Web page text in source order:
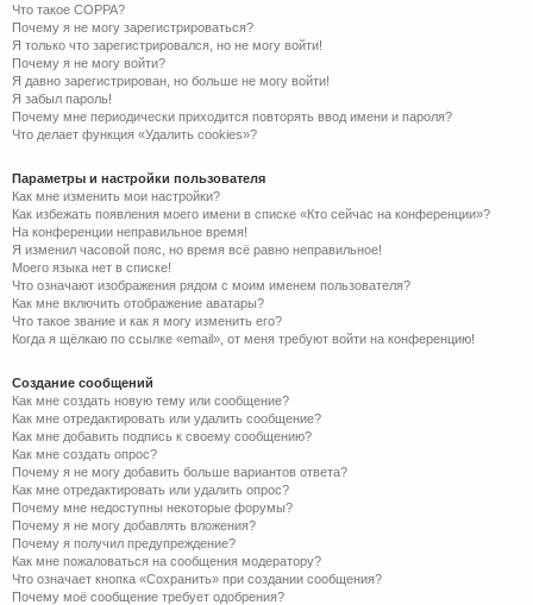
Что такое COPPA?
Почему я не могу зарегистрироваться?
Я только что зарегистрировался, но не могу войти!
Почему я не могу войти?
Я давно зарегистрирован, но больше не могу войти!
Я забыл пароль!
Почему мне периодически приходится повторять ввод имени и пароля?
Что делает функция «Удалить cookies»?
Параметры и настройки пользователя
Как мне изменить мои настройки?
Как избежать появления моего имени в списке «Кто сейчас на конференции»?
На конференции неправильное время!
Я изменил часовой пояс, но время всё равно неправильное!
Моего языка нет в списке!
Что означают изображения рядом с моим именем пользователя?
Как мне включить отображение аватары?
Что такое звание и как я могу изменить его?
Когда я щёлкаю по ссылке «email», от меня требуют войти на конференцию!
Создание сообщений
Как мне создать новую тему или сообщение?
Как мне отредактировать или удалить сообщение?
Как мне добавить подпись к своему сообщению?
Как мне создать опрос?
Почему я не могу добавить больше вариантов ответа?
Как мне отредактировать или удалить опрос?
Почему мне недоступны некоторые форумы?
Почему я не могу добавлять вложения?
Почему я получил предупреждение?
Как мне пожаловаться на сообщения модератору?
Что означает кнопка «Сохранить» при создании сообщения?
Почему моё сообщение требует одобрения?